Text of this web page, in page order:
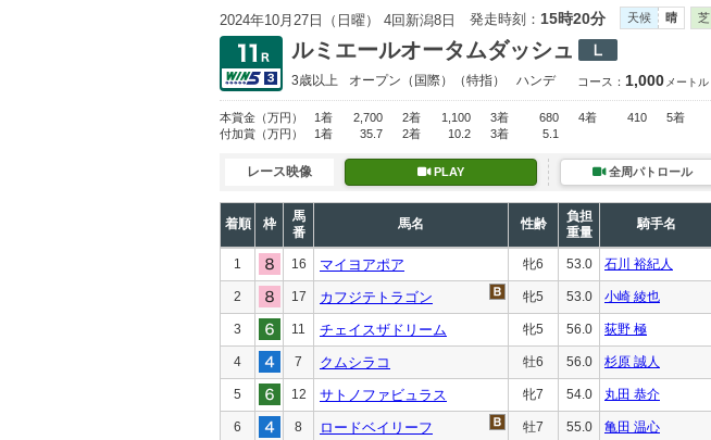
2024年10月27日（日曜） 4回新潟8日 発走時刻： 15時20分 天候 晴 芝
ルミエールオータムダッシュ
3歳以上 オープン （国際）（特指） ハンデ コース： 1,000 メートル
本賞金 （万円） 1着 2,700 2着 1,100 3着 680 4着 410 5着
付加賞 （万円） 1着 35.7 2着 10.2 3着 5.1
レース映像 PLAY 全周パトロール
着順 枠
馬
番
馬名 性齢
負担
重量
騎手名
1 16 マイヨアポア 牝6 53.0 石川 裕紀人
2 17 カフジテトラゴン 牝5 53.0 小崎 綾也
3 11 チェイスザドリーム 牝5 56.0 荻野 極
4 7 クムシラコ 牡6 56.0 杉原 誠人
5 12 サトノファビュラス 牝7 54.0 丸田 恭介
6 8 ロードベイリーフ 牡7 55.0 亀田 温心